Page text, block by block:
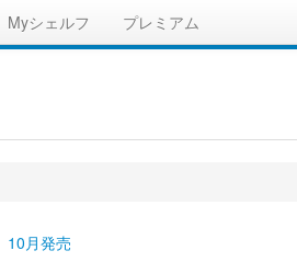
Myシェルフ プレミアム
10月発売